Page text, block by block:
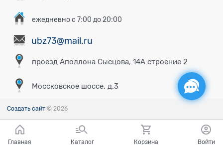
ежедневно с 7:00 до 20:00
ubz73@mail.ru
проезд Аполлона Сысцова, 14А строение 2
Моссковское шоссе, д.3
Создать сайт © 2026
Главная Каталог Корзина Войти